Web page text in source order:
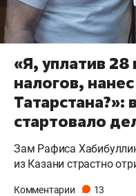
«Я, уплатив
налогов,
Татарстана?»:
стартовало
Зам Рафиса
из Казани страстно
Комментарии 13